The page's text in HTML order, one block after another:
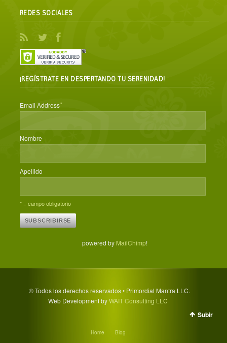
REDES SOCIALES
¡REGÍSTRATE EN DESPERTANDO TU SERENIDAD!
Email Address*
Nombre
Apellido
* = campo obligatorio
powered by MailChimp!
© Todos los derechos reservados • Primordial Mantra LLC.
Web Development byWAIT Consulting LLC
Subir
Home Blog